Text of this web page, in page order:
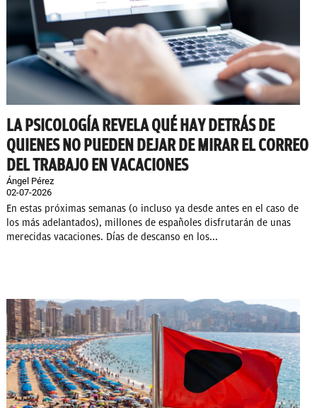
LA PSICOLOGÍA REVELA QUÉ HAY DETRÁS DE
QUIENES NO PUEDEN DEJAR DE MIRAR EL CORREO
DEL TRABAJO EN VACACIONES
Ángel Pérez
02-07-2026
En estas próximas semanas (o incluso ya desde antes en el caso de
los más adelantados), millones de españoles disfrutarán de unas
merecidas vacaciones. Días de descanso en los...